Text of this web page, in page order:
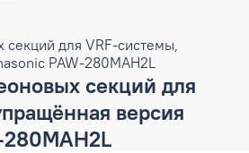
для VRF-системы,
PAW-280MAH2L
секций для
версия